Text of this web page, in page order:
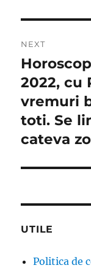
NEXT
Next
post:
2022, cu
vremuri
toti. Se
cateva
UTILE
Politica de